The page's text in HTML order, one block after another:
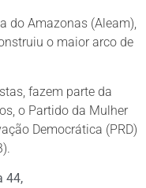
do Amazonas (Aleam),
o maior arco de
fazem parte da
o Partido da Mulher
Democrática (PRD)
44,